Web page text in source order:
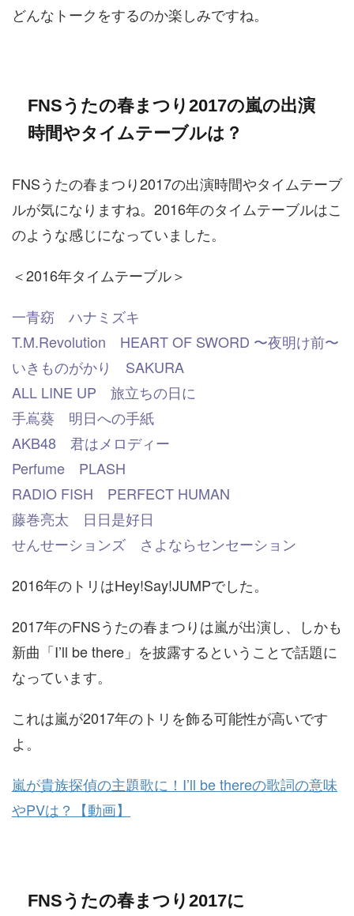
どんなトークをするのか楽しみですね。
FNSうたの春まつり2017の嵐の出演
時間やタイムテーブルは？
FNSうたの春まつり2017の出演時間やタイムテーブ
ルが気になりますね。2016年のタイムテーブルはこ
のような感じになっていました。
＜2016年タイムテーブル＞
一青窈 ハナミズキ
T.M.Revolution HEART OF SWORD 〜夜明け前〜
いきものがかり SAKURA
ALL LINE UP 旅立ちの日に
手嶌葵 明日への手紙
AKB48 君はメロディー
Perfume PLASH
RADIO FISH PERFECT HUMAN
藤巻亮太 日日是好日
せんせーションズ さよならセンセーション
2016年のトリはHey!Say!JUMPでした。
2017年のFNSうたの春まつりは嵐が出演し、しかも
新曲「I’ll be there」を披露するということで話題に
なっています。
これは嵐が2017年のトリを飾る可能性が高いです
よ。
嵐が貴族探偵の主題歌に！I’ll be thereの歌詞の意味
やPVは？【動画】
FNSうたの春まつり2017に